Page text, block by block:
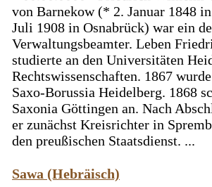
von Barnekow (* 2. Januar 1848
Juli 1908 in Osnabrück) war ein
Verwaltungsbeamter. Leben
studierte an den Universitäten
Rechtswissenschaften. 1867
Saxo-Borussia Heidelberg. 1868
Saxonia Göttingen an. Nach
er zunächst Kreisrichter in
den preußischen Staatsdienst. ...
Sawa (Hebräisch)